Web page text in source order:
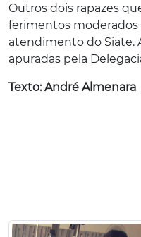
Outros dois rapazes
ferimentos moderados
atendimento do Siate.
apuradas pela
Texto: André Almenara